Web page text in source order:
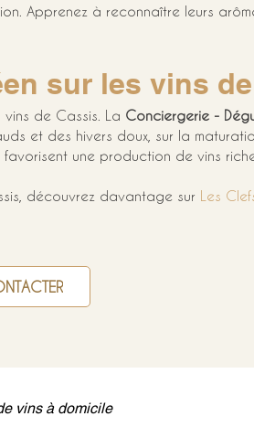
Apprenez à reconnaître leurs
sur les vins
de Cassis. La Conciergerie -
et des hivers doux, sur la
favorisent une production de vins
découvrez davantage sur Les
vins à domicile